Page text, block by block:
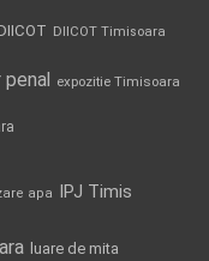
DIICOT Timisoara
expozitie Timisoara
apa IPJ Timis
luare de mita